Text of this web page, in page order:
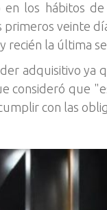
los hábitos
veinte
recién la última
adquisitivo ya
consideró que
con las